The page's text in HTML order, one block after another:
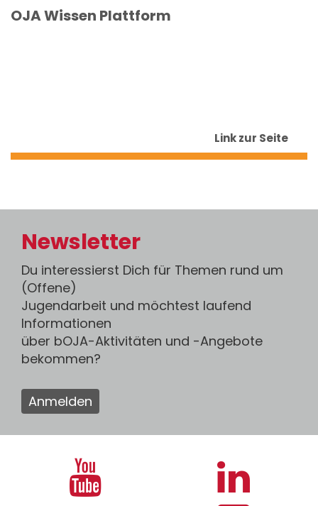
OJA Wissen Plattform
Link zur Seite
Newsletter
Du interessierst Dich für Themen rund um
(Offene)
Jugendarbeit und möchtest laufend
Informationen
über bOJA-Aktivitäten und -Angebote
bekommen?
Anmelden